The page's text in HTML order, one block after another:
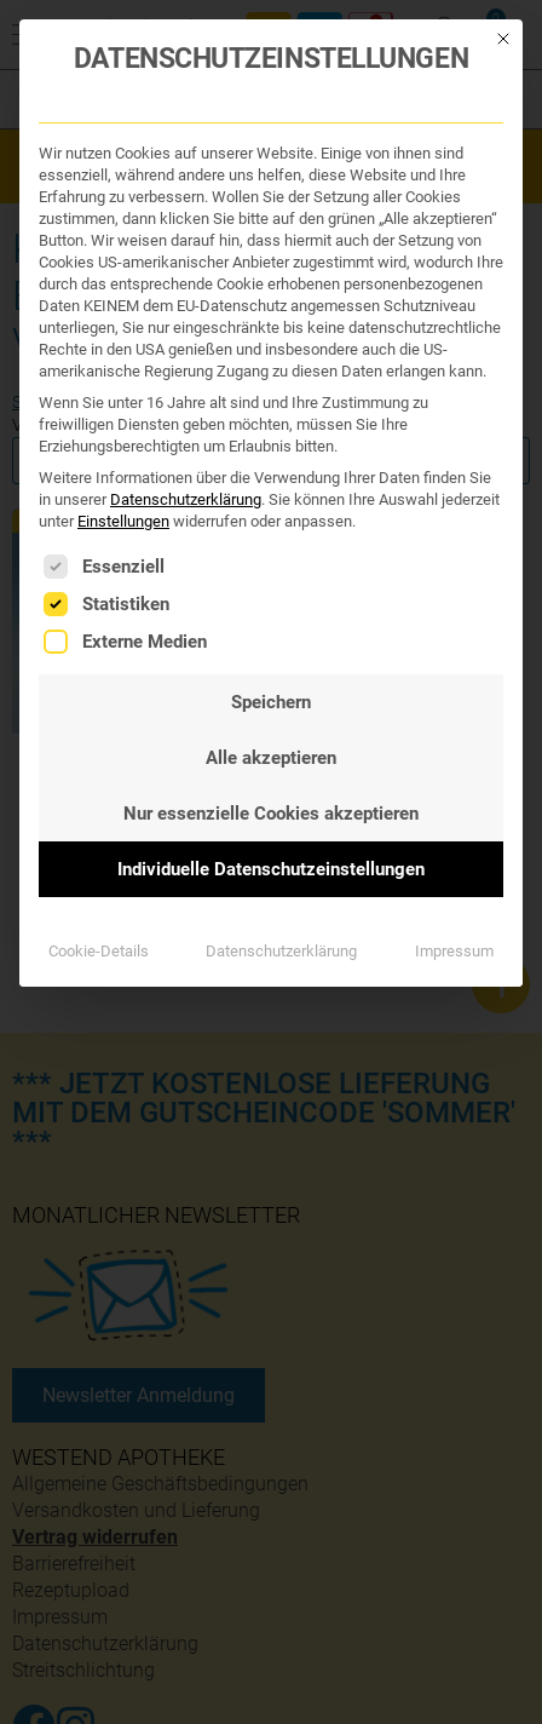
0
Organe & Organ Uhr
Traditionelle Medizin
Nahrungsergänzung
Kosmetik und Hygiene
Ihr Apotheker
Westend Online-Shop: Sicher, schnell und 24/7 für Sie da!
Gratisversand ab €50
KAPSELN GEGEN
BLÄHUNGEN UND
VÖLLEGEFÜHL
Start/ Produkte verschlagwortet mit „Kapseln gegen Blähungen und
Völlegefühl“
Exklusiv
13 Kapseln
*** JETZT KOSTENLOSE LIEFERUNG
MIT DEM GUTSCHEINCODE 'SOMMER'
***
WESTEND APOTHEKE
Allgemeine Geschäftsbedingungen
Versandkosten und Lieferung
Vertrag widerrufen
Barrierefreiheit
Rezeptupload
Impressum
Datenschutzerklärung
Streitschlichtung
MONATLICHER NEWSLETTER
Newsletter Anmeldung
Mit
DATENSCHUTZEINSTELLUNGEN
Wir nutzen Cookies auf unserer Website. Einige von ihnen sind
essenziell, während andere uns helfen, diese Website und Ihre
Erfahrung zu verbessern. Wollen Sie der Setzung aller Cookies
zustimmen, dann klicken Sie bitte auf den grünen „Alle akzeptieren“
Button. Wir weisen darauf hin, dass hiermit auch der Setzung von
Cookies US-amerikanischer Anbieter zugestimmt wird, wodurch Ihre
durch das entsprechende Cookie erhobenen personenbezogenen
Daten KEINEM dem EU-Datenschutz angemessen Schutzniveau
unterliegen, Sie nur eingeschränkte bis keine datenschutzrechtliche
Rechte in den USA genießen und insbesondere auch die US-
amerikanische Regierung Zugang zu diesen Daten erlangen kann.
Wenn Sie unter 16 Jahre alt sind und Ihre Zustimmung zu
freiwilligen Diensten geben möchten, müssen Sie Ihre
Erziehungsberechtigten um Erlaubnis bitten.
Weitere Informationen über die Verwendung Ihrer Daten finden Sie
in unserer Datenschutzerklärung. Sie können Ihre Auswahl jederzeit
unter Einstellungen widerrufen oder anpassen.
Es folgt eine Liste der Service-Gruppen, für die eine
Essenziell
Statistiken
Externe Medien
Speichern
Alle akzeptieren
Nur essenzielle Cookies akzeptieren
Individuelle Datenschutzeinstellungen
Cookie-Details Datenschutzerklärung Impressum